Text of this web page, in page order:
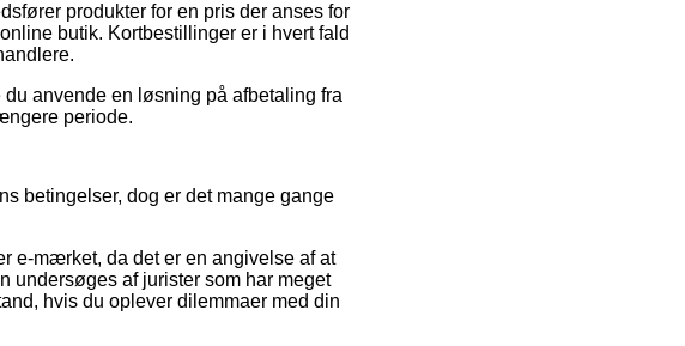
produkter for en pris der anses for
butik. Kortbestillinger er i hvert fald
anvende en løsning på afbetaling fra
periode.
betingelser, dog er det mange gange
e-mærket, da det er en angivelse af at
undersøges af jurister som har meget
hvis du oplever dilemmaer med din